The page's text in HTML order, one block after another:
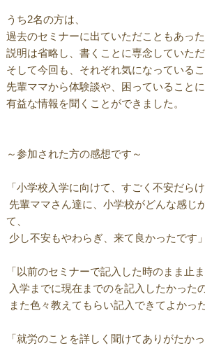
うち2名の方は、
過去のセミナーに出ていただこともあっ
説明は省略し、書くことに専念していただ
そして今回も、それぞれ気になっている
先輩ママから体験談や、困っていること
有益な情報を聞くことができました。
～参加された方の感想です～
「小学校入学に向けて、すごく不安だら
先輩ママさん達に、小学校がどんな感じ
て、
少し不安もやわらぎ、来て良かったです」
「以前のセミナーで記入した時のまま止ま
入学までに現在までのを記入したかったの
また色々教えてもらい記入できてよかっ
「就労のことを詳しく聞けてありがたかっ